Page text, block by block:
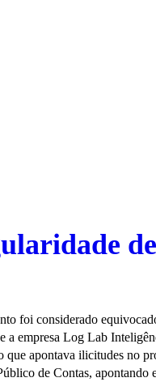
foi considerado
empresa Log Lab
apontava ilicitudes no
de Contas, apontando